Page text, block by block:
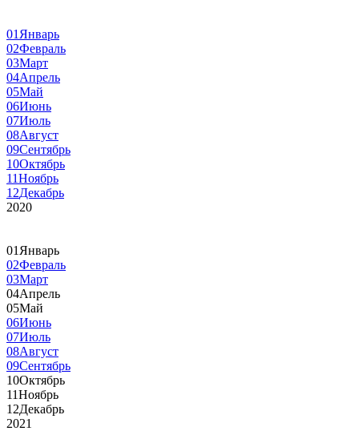
01 Январь
02Февраль
03Март
04Апрель
05Май
06Июнь
07Июль
08Август
09Сентябрь
10Октябрь
11Ноябрь
12Декабрь
2020
01 Январь
02Февраль
03Март
04Апрель
05Май
06Июнь
07Июль
08Август
09Сентябрь
10Октябрь
11Ноябрь
12Декабрь
2021